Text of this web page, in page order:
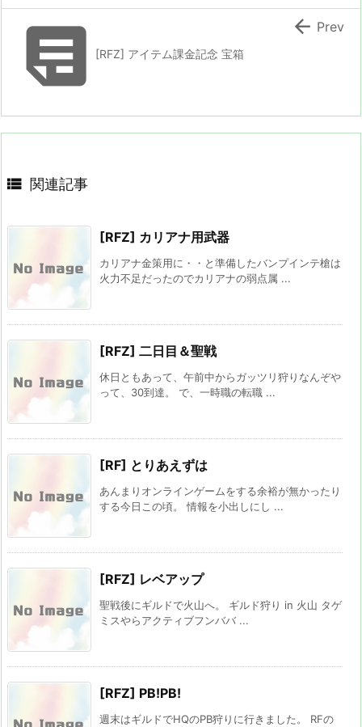
[RFZ] アイテム課金記念 宝箱
 Prev
 関連記事
[RFZ] カリアナ用武器
カリアナ金策用に・・と準備したバンプインテ槍は
火力不足だったのでカリアナの弱点属 ...
[RFZ] 二日目＆聖戦
休日ともあって、午前中からガッツリ狩りなんぞや
って、30到達。 で、一時職の転職 ...
[RF] とりあえずは
あんまりオンラインゲームをする余裕が無かったり
する今日この頃。 情報を小出しにし ...
[RFZ] レベアップ
聖戦後にギルドで火山へ。 ギルド狩り in 火山 タゲ
ミスやらアクティブフンババ ...
[RFZ] PB!PB!
週末はギルドでHQのPB狩りに行きました。 RFの